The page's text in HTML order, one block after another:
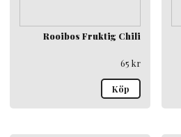
Rooibos Fruktig Chili
65 kr
Köp